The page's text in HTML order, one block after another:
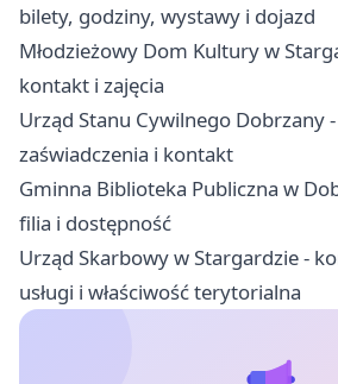
bilety, godziny, wystawy i dojazd
Młodzieżowy Dom Kultury w
kontakt i zajęcia
Urząd Stanu Cywilnego Dobrzany
zaświadczenia i kontakt
Gminna Biblioteka Publiczna w
filia i dostępność
Urząd Skarbowy w Stargardzie -
usługi i właściwość terytorialna